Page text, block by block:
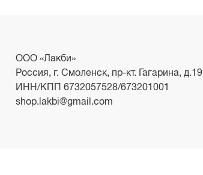
ООО «Лакби»
Россия, г. Смоленск, пр-кт. Гагарина, д.19
ИНН/КПП 6732057528/673201001
shop.lakbi@gmail.com